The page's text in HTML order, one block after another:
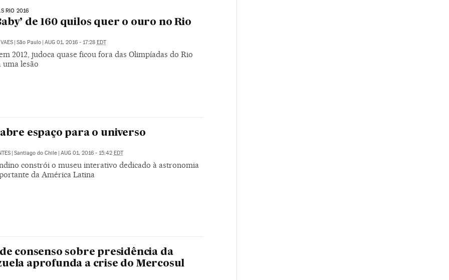
RIO 2016
de 160 quilos quer o ouro no Rio
São Paulo AUG 01, 2016 - 17:28 EDT
2012, judoca quase ficou fora das Olimpíadas do Rio
uma lesão
espaço para o universo
Santiago do Chile AUG 01, 2016 - 15:42 EDT
constrói o museu interativo dedicado à astronomia
da América Latina
consenso sobre presidência da
aprofunda a crise do Mercosul